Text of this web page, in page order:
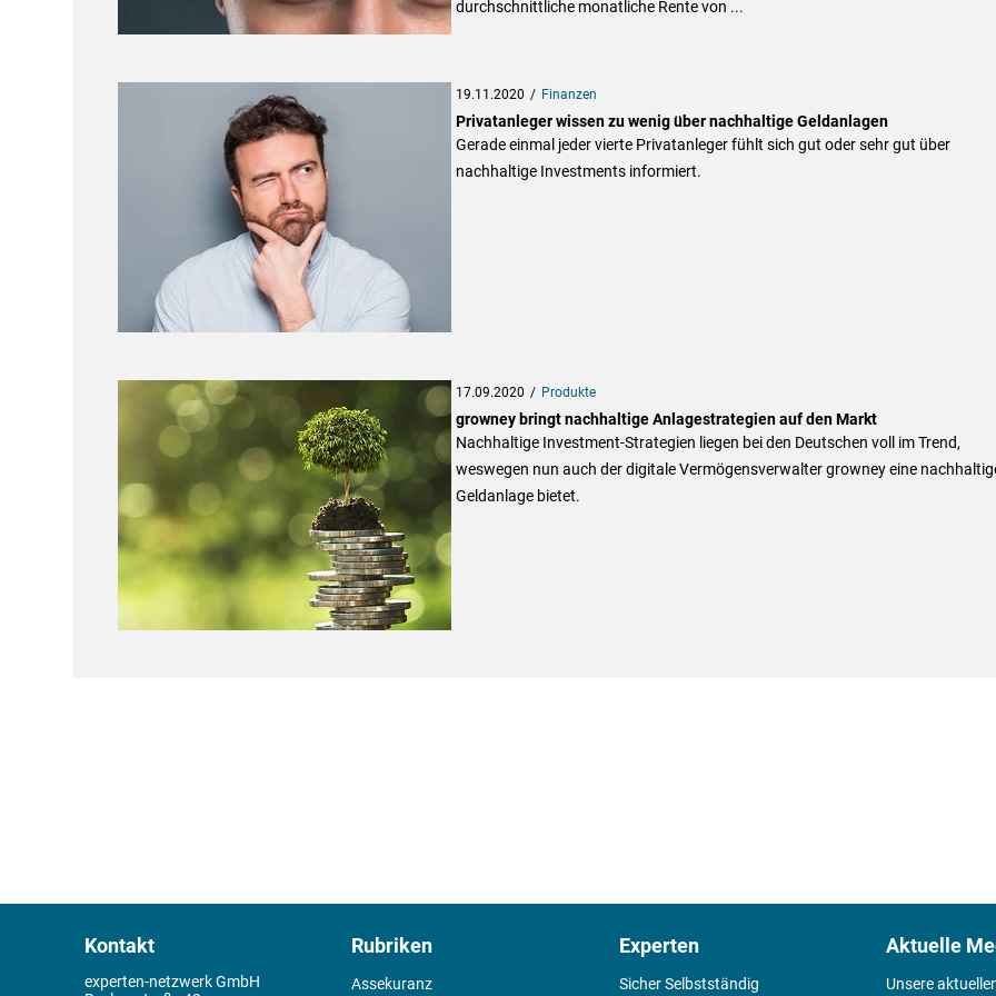
durchschnittliche monatliche Rente von ...
19.11.2020 Finanzen
Privatanleger wissen zu wenig über nachhaltige Geldanlagen
Gerade einmal jeder vierte Privatanleger fühlt sich gut oder sehr gut über
nachhaltige Investments informiert.
17.09.2020 Produkte
growney bringt nachhaltige Anlagestrategien auf den Markt
Nachhaltige Investment-Strategien liegen bei den Deutschen voll im Trend,
weswegen nun auch der digitale Vermögensverwalter growney eine
Geldanlage bietet.
Kontakt
experten-netzwerk GmbH
Rubriken
Assekuranz
Experten
Sicher Selbstständig
Aktuelle
Unsere